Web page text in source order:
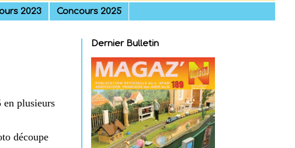
2023 Concours 2025
plusieurs
découpe
Dernier Bulletin